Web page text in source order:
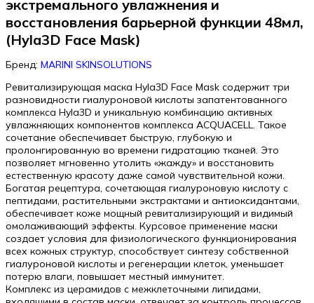
экстремального увлажнения и
восстановления барьерной функции 48мл,
(Hyla3D Face Mask)
Бренд: MARINI SKINSOLUTIONS
Ревитализирующая маска Hyla3D Face Mask содержит три
разновидности гиалуроновой кислоты запатентованного
комплекса Hyla3D и уникальную комбинацию активных
увлажняющих компонентов комплекса AСQUACELL. Такое
сочетание обеспечивает быструю, глубокую и
пролонгированную во времени гидратацию тканей. Это
позволяет мгновенно утолить «жажду» и восстановить
естественную красоту даже самой чувствительной кожи.
Богатая рецептура, сочетающая гиалуроновую кислоту с
пептидами, растительными экстрактами и антиоксидантами,
обеспечивает коже мощный ревитализирующий и видимый
омолаживающий эффекты. Курсовое применение маски
создает условия для физиологического функционирования
всех кожных структур, способствует синтезу собственной
гиалуроновой кислоты и регенерации клеток, уменьшает
потерю влаги, повышает местный иммунитет.
Комплекс из церамидов с межклеточными липидами,